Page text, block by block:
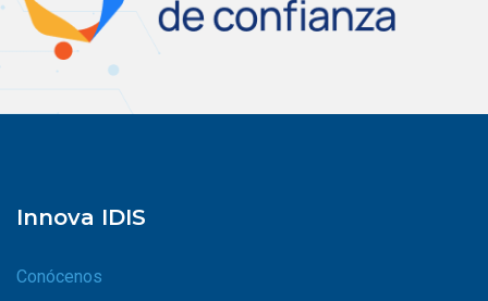
Innova IDIS
Conócenos